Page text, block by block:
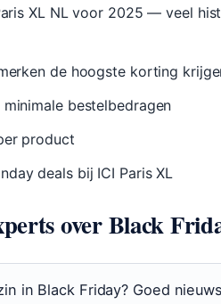
XL NL voor 2025 — veel
de hoogste korting
bestelbedragen
product
deals bij ICI Paris XL
over Black
in Black Friday? Goed